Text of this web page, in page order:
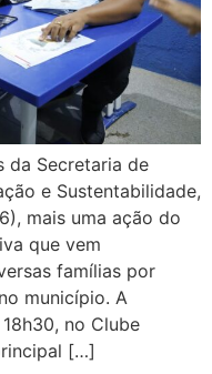
da Secretaria de
e Sustentabilidade,
mais uma ação do
que vem
famílias por
município. A
no Clube
[…]